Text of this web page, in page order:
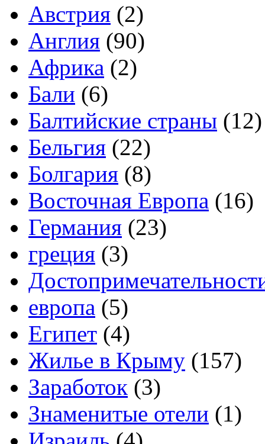
Австрия (2)
Англия (90)
Африка (2)
Бали (6)
Балтийские страны (12)
Бельгия (22)
Болгария (8)
Восточная Европа (16)
Германия (23)
греция (3)
европа (5)
Египет (4)
Жилье в Крыму (157)
Заработок (3)
Знаменитые отели (1)